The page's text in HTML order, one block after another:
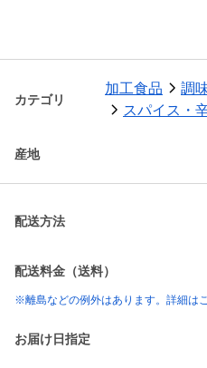
カテゴリ
加工食品
調
スパイス・
産地
配送方法
配送料金（送料）
※離島などの例外はあります。詳細は
お届け日指定